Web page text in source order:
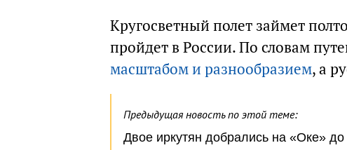
Кругосветный полет займет
пройдет в России. По словам
масштабом и разнообразием, а
Предыдущая новость по этой теме:
Двое иркутян добрались на «Оке»